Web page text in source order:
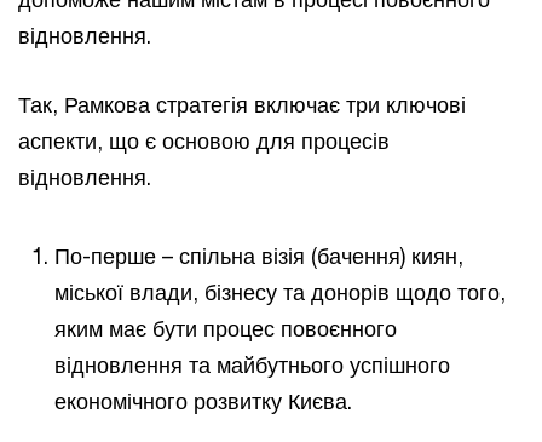
відновлення.
Так, Рамкова стратегія включає три ключові
аспекти, що є основою для процесів
відновлення.
По-перше – спільна візія (бачення) киян,
міської влади, бізнесу та донорів щодо того,
яким має бути процес повоєнного
відновлення та майбутнього успішного
економічного розвитку Києва.